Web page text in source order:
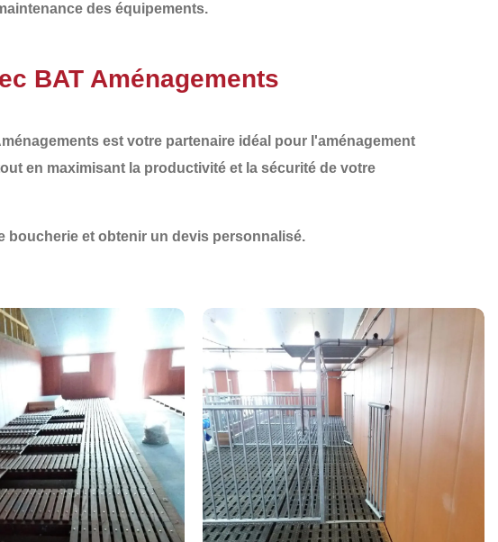
des équipements.
BAT Aménagements
est votre partenaire idéal pour l'aménagement
en maximisant la productivité et la sécurité de votre
et obtenir un devis personnalisé.